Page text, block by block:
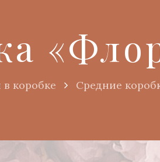
коробке Средние